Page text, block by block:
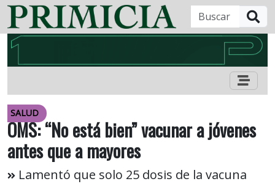
SALUD
OMS: “No está bien” vacunar a jóvenes
antes que a mayores
Lamentó que solo 25 dosis de la vacuna